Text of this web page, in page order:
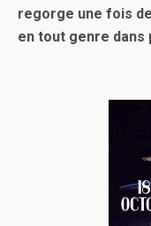
regorge une fois
en tout genre dans